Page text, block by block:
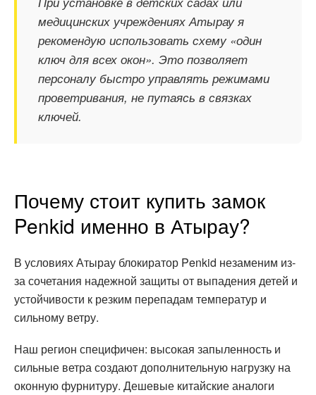
медицинских учреждениях Атырау я
рекомендую использовать схему «один
ключ для всех окон». Это позволяет
персоналу быстро управлять режимами
проветривания, не путаясь в связках
ключей.
Почему стоит купить замок
Penkid именно в Атырау?
В условиях Атырау блокиратор Penkid незаменим из-
за сочетания надежной защиты от выпадения детей и
устойчивости к резким перепадам температур и
сильному ветру.
Наш регион специфичен: высокая запыленность и
сильные ветра создают дополнительную нагрузку на
оконную фурнитуру. Дешевые китайские аналоги